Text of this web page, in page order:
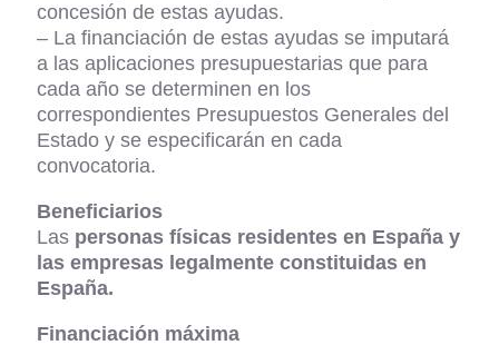
concesión de estas ayudas.
– La financiación de estas ayudas se imputará
a las aplicaciones presupuestarias que para
cada año se determinen en los
correspondientes Presupuestos Generales del
Estado y se especificarán en cada
convocatoria.
Beneficiarios
Las personas físicas residentes en España y
las empresas legalmente constituidas en
España.
Financiación máxima